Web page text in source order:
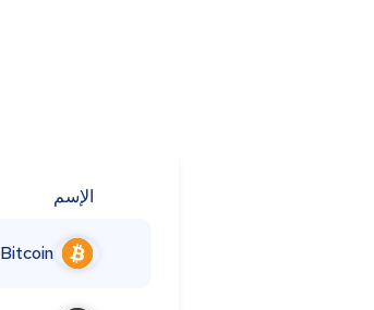
الإسم
Bitcoin